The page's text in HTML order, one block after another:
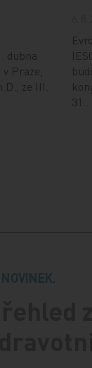
dubna
Praze,
ze III.
31…